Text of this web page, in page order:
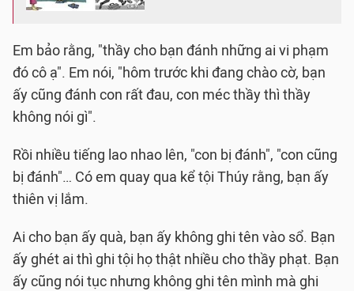
Em bảo rằng, "thầy cho bạn đánh những ai vi phạm
đó cô ạ". Em nói, "hôm trước khi đang chào cờ, bạn
ấy cũng đánh con rất đau, con méc thầy thì thầy
không nói gì".
Rồi nhiều tiếng lao nhao lên, "con bị đánh", "con cũng
bị đánh"… Có em quay qua kể tội Thúy rằng, bạn ấy
thiên vị lắm.
Ai cho bạn ấy quà, bạn ấy không ghi tên vào sổ. Bạn
ấy ghét ai thì ghi tội họ thật nhiều cho thầy phạt. Bạn
ấy cũng nói tục nhưng không ghi tên mình mà ghi